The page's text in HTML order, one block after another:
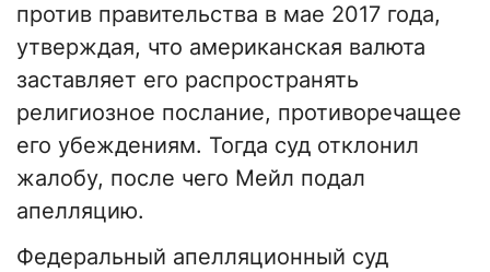
против правительства в мае 2017 года,
утверждая, что американская валюта
заставляет его распространять
религиозное послание, противоречащее
его убеждениям. Тогда суд отклонил
жалобу, после чего Мейл подал
апелляцию.
Федеральный апелляционный суд